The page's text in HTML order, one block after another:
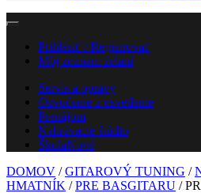
Prihlásiť / Registrovať
Môj zoznam želaní
Servis a opravy
Ozvučenie a osvetlenie
Prenájom
Nahrávacie štúdio
ŠkolaNové
DOMOV /GITAROVÝ TUNING /
HMATNÍK /PRE BASGITARU /